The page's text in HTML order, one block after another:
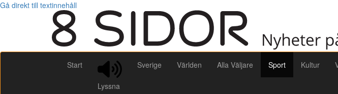
Gå direkt till textinnehåll
Start
Lyssna
Sverige Världen Alla Väljare Sport Kultur